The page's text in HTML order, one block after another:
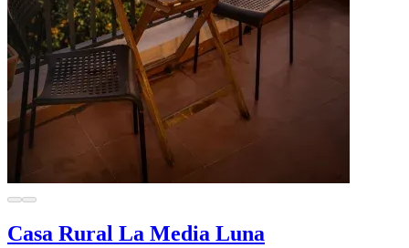
Casa Rural La Media Luna